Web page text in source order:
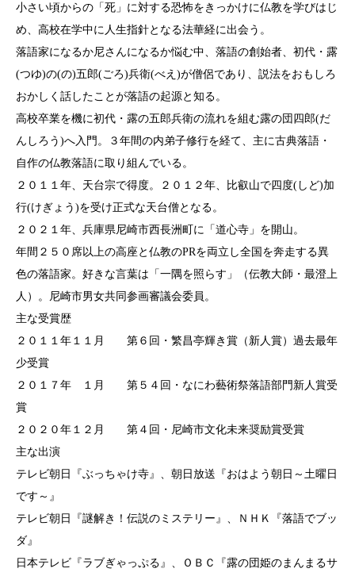
小さい頃からの「死」に対する恐怖をきっかけに仏教を学びはじ
め、高校在学中に人生指針となる法華経に出会う。
落語家になるか尼さんになるか悩む中、落語の創始者、初代・露
(つゆ)の(の)五郎(ごろ)兵衛(べえ)が僧侶であり、説法をおもしろ
おかしく話したことが落語の起源と知る。
高校卒業を機に初代・露の五郎兵衛の流れを組む露の団四郎(だ
んしろう)へ入門。３年間の内弟子修行を経て、主に古典落語・
自作の仏教落語に取り組んでいる。
２０１１年、天台宗で得度。２０１２年、比叡山で四度(しど)加
行(けぎょう)を受け正式な天台僧となる。
２０２１年、兵庫県尼崎市西長洲町に「道心寺」を開山。
年間２５０席以上の高座と仏教のPRを両立し全国を奔走する異
色の落語家。好きな言葉は「一隅を照らす」（伝教大師・最澄上
人）。尼崎市男女共同参画審議会委員。
主な受賞歴
２０１１年１１月 第６回・繁昌亭輝き賞（新人賞）過去最年
少受賞
２０１７年 １月 第５４回・なにわ藝術祭落語部門新人賞受
賞
２０２０年１２月 第４回・尼崎市文化未来奨励賞受賞
主な出演
テレビ朝日『ぶっちゃけ寺』、朝日放送『おはよう朝日～土曜日
です～』
テレビ朝日『謎解き！伝説のミステリー』、ＮＨＫ『落語でブッ
ダ』
日本テレビ『ラブぎゃっぷる』、ＯＢＣ『露の団姫のまんまるサ